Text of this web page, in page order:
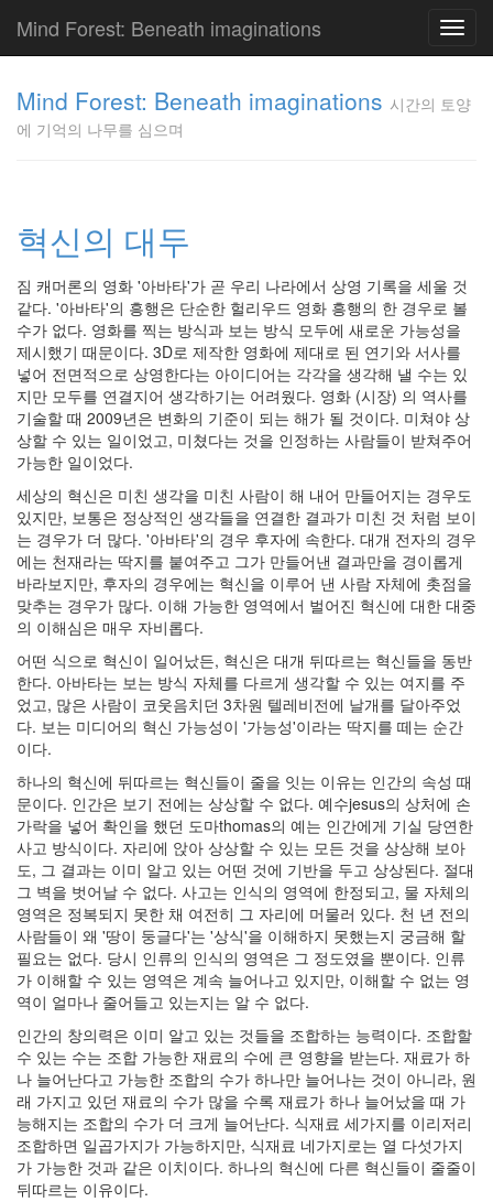
Mind Forest: Beneath imaginations
Mind Forest: Beneath imaginations 시간의 토양
에 기억의 나무를 심으며
혁신의 대두
짐 캐머론의 영화 '아바타'가 곧 우리 나라에서 상영 기록을 세울 것
같다. '아바타'의 흥행은 단순한 헐리우드 영화 흥행의 한 경우로 볼
수가 없다. 영화를 찍는 방식과 보는 방식 모두에 새로운 가능성을
제시했기 때문이다. 3D로 제작한 영화에 제대로 된 연기와 서사를
넣어 전면적으로 상영한다는 아이디어는 각각을 생각해 낼 수는 있
지만 모두를 연결지어 생각하기는 어려웠다. 영화 (시장) 의 역사를
기술할 때 2009년은 변화의 기준이 되는 해가 될 것이다. 미쳐야 상
상할 수 있는 일이었고, 미쳤다는 것을 인정하는 사람들이 받쳐주어
가능한 일이었다.
세상의 혁신은 미친 생각을 미친 사람이 해 내어 만들어지는 경우도
있지만, 보통은 정상적인 생각들을 연결한 결과가 미친 것 처럼 보이
는 경우가 더 많다. '아바타'의 경우 후자에 속한다. 대개 전자의 경우
에는 천재라는 딱지를 붙여주고 그가 만들어낸 결과만을 경이롭게
바라보지만, 후자의 경우에는 혁신을 이루어 낸 사람 자체에 촛점을
맞추는 경우가 많다. 이해 가능한 영역에서 벌어진 혁신에 대한 대중
의 이해심은 매우 자비롭다.
어떤 식으로 혁신이 일어났든, 혁신은 대개 뒤따르는 혁신들을 동반
한다. 아바타는 보는 방식 자체를 다르게 생각할 수 있는 여지를 주
었고, 많은 사람이 코웃음치던 3차원 텔레비전에 날개를 달아주었
다. 보는 미디어의 혁신 가능성이 '가능성'이라는 딱지를 떼는 순간
이다.
하나의 혁신에 뒤따르는 혁신들이 줄을 잇는 이유는 인간의 속성 때
문이다. 인간은 보기 전에는 상상할 수 없다. 예수jesus의 상처에 손
가락을 넣어 확인을 했던 도마thomas의 예는 인간에게 기실 당연한
사고 방식이다. 자리에 앉아 상상할 수 있는 모든 것을 상상해 보아
도, 그 결과는 이미 알고 있는 어떤 것에 기반을 두고 상상된다. 절대
그 벽을 벗어날 수 없다. 사고는 인식의 영역에 한정되고, 물 자체의
영역은 정복되지 못한 채 여전히 그 자리에 머물러 있다. 천 년 전의
사람들이 왜 '땅이 둥글다'는 '상식'을 이해하지 못했는지 궁금해 할
필요는 없다. 당시 인류의 인식의 영역은 그 정도였을 뿐이다. 인류
가 이해할 수 있는 영역은 계속 늘어나고 있지만, 이해할 수 없는 영
역이 얼마나 줄어들고 있는지는 알 수 없다.
인간의 창의력은 이미 알고 있는 것들을 조합하는 능력이다. 조합할
수 있는 수는 조합 가능한 재료의 수에 큰 영향을 받는다. 재료가 하
나 늘어난다고 가능한 조합의 수가 하나만 늘어나는 것이 아니라, 원
래 가지고 있던 재료의 수가 많을 수록 재료가 하나 늘어났을 때 가
능해지는 조합의 수가 더 크게 늘어난다. 식재료 세가지를 이리저리
조합하면 일곱가지가 가능하지만, 식재료 네가지로는 열 다섯가지
가 가능한 것과 같은 이치이다. 하나의 혁신에 다른 혁신들이 줄줄이
뒤따르는 이유이다.
이
의
글
플
러
스
단
상
덕
질
의
끝
[영
화]
인
사
이
드
아
웃
LG
전
자
모
바
일
부
불
효
몇
가
지
계
획
(1)
CODE
keyboard
MX
clear
미
디
어
계,
변
화,
슬